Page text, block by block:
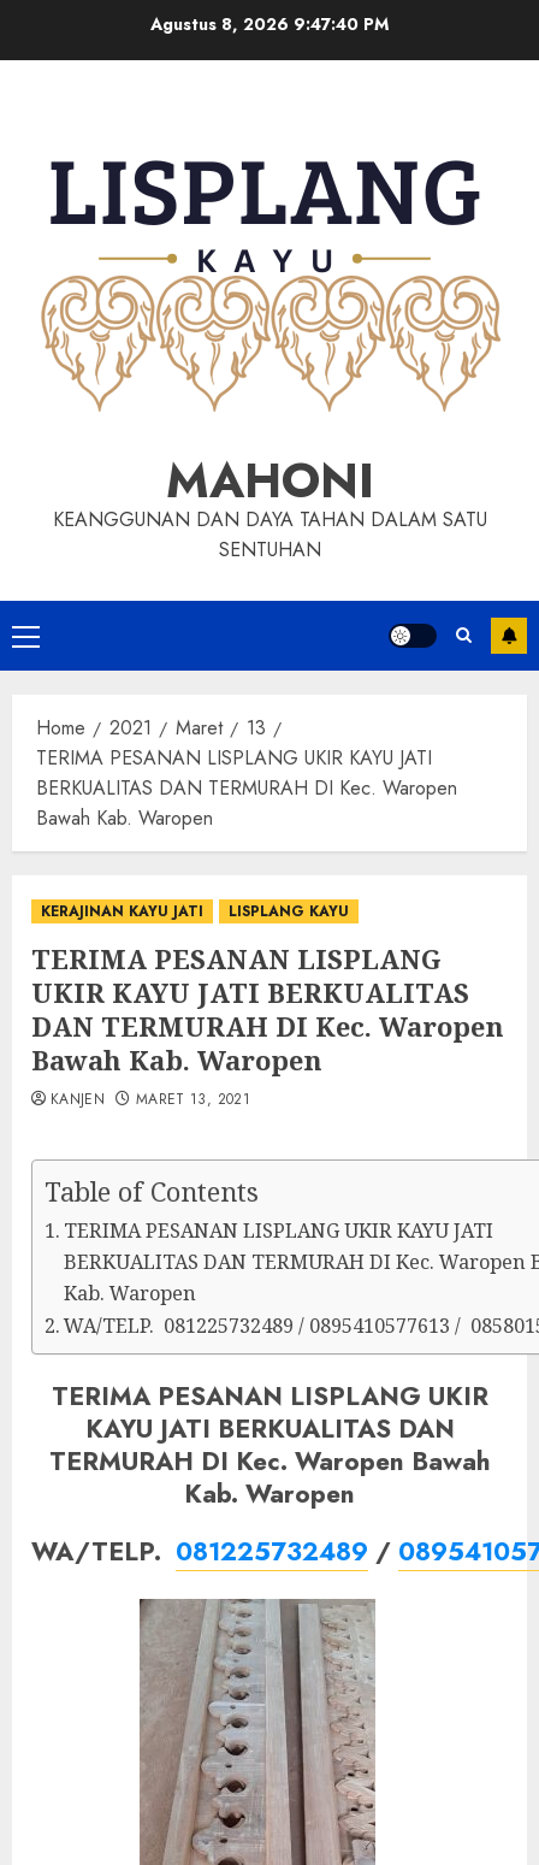
Agustus 8, 20269:47:41 PM
MAHONI
KEANGGUNAN DAN DAYA TAHAN DALAM SATU
SENTUHAN
Home 2021 Maret
13
TERIMA PESANAN LISPLANG UKIR KAYU JATI
BERKUALITAS DAN TERMURAH DI Kec. Waropen
Bawah Kab. Waropen
KERAJINAN KAYU JATI LISPLANG KAYU
TERIMA PESANAN LISPLANG
UKIR KAYU JATI BERKUALITAS
DAN TERMURAH DI Kec. Waropen
Bawah Kab. Waropen
KANJEN MARET 13, 2021
Table of Contents
TERIMA PESANAN LISPLANG UKIR KAYU JATI
BERKUALITAS DAN TERMURAH DI Kec. Waropen
Kab. Waropen
WA/TELP. 081225732489 / 0895410577613 /
TERIMA PESANAN LISPLANG UKIR
KAYU JATI BERKUALITAS DAN
TERMURAH DI Kec. Waropen Bawah
Kab. Waropen
WA/TELP. 081225732489 /